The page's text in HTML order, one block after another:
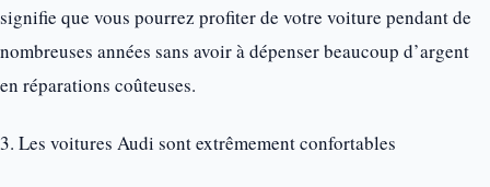
signifie que vous pourrez profiter de votre voiture pendant de
nombreuses années sans avoir à dépenser beaucoup d’argent
en réparations coûteuses.
3. Les voitures Audi sont extrêmement confortables